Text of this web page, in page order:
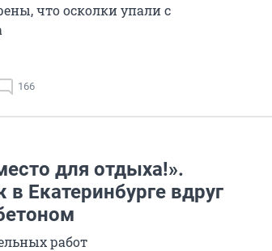
что осколки упали с
166
для отдыха!».
Екатеринбурге вдруг
работ